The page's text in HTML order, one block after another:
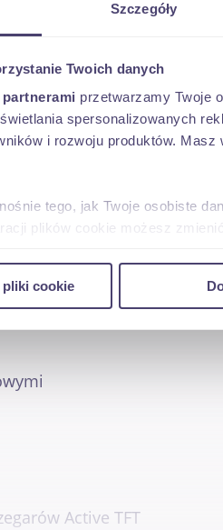
Szczegóły
Twoich danych
przetwarzamy Twoje
spersonalizowanych
i rozwoju produktów.
tego, jak Twoje osobiste
plików cookie możesz
Informacje o tym, jak
pliki cookie
tempomat
skrzynia manualna, 6
Active TFT